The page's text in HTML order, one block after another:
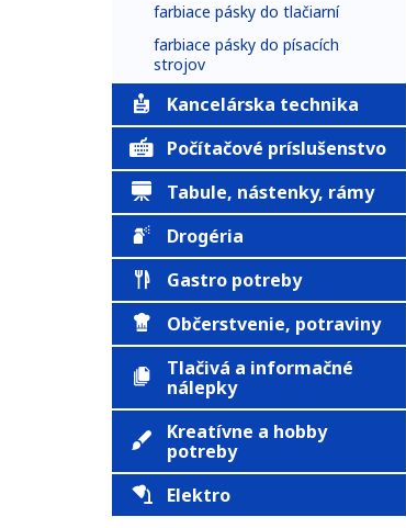
farbiace pásky do tlačiarní
farbiace pásky do písacích
strojov
Kancelárska technika
Počítačové príslušenstvo
Tabule, nástenky, rámy
Drogéria
Gastro potreby
Občerstvenie, potraviny
Tlačivá a informačné
nálepky
Kreatívne a hobby
potreby
Elektro